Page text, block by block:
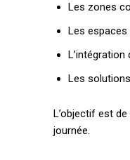
Les zones
Les
L’intégration
Les
L’objectif est
journée.